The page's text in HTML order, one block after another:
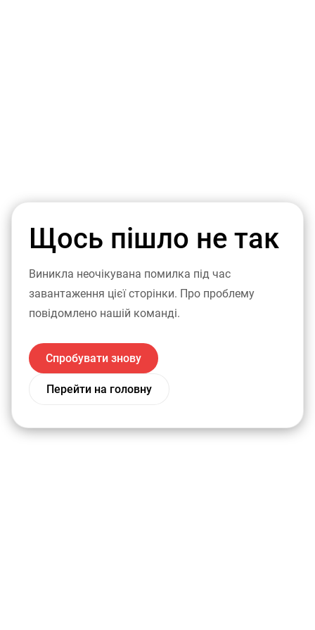
Щось пішло не так
Виникла неочікувана помилка під час
завантаження цієї сторінки. Про проблему
повідомлено нашій команді.
Спробувати знову
Перейти на головну